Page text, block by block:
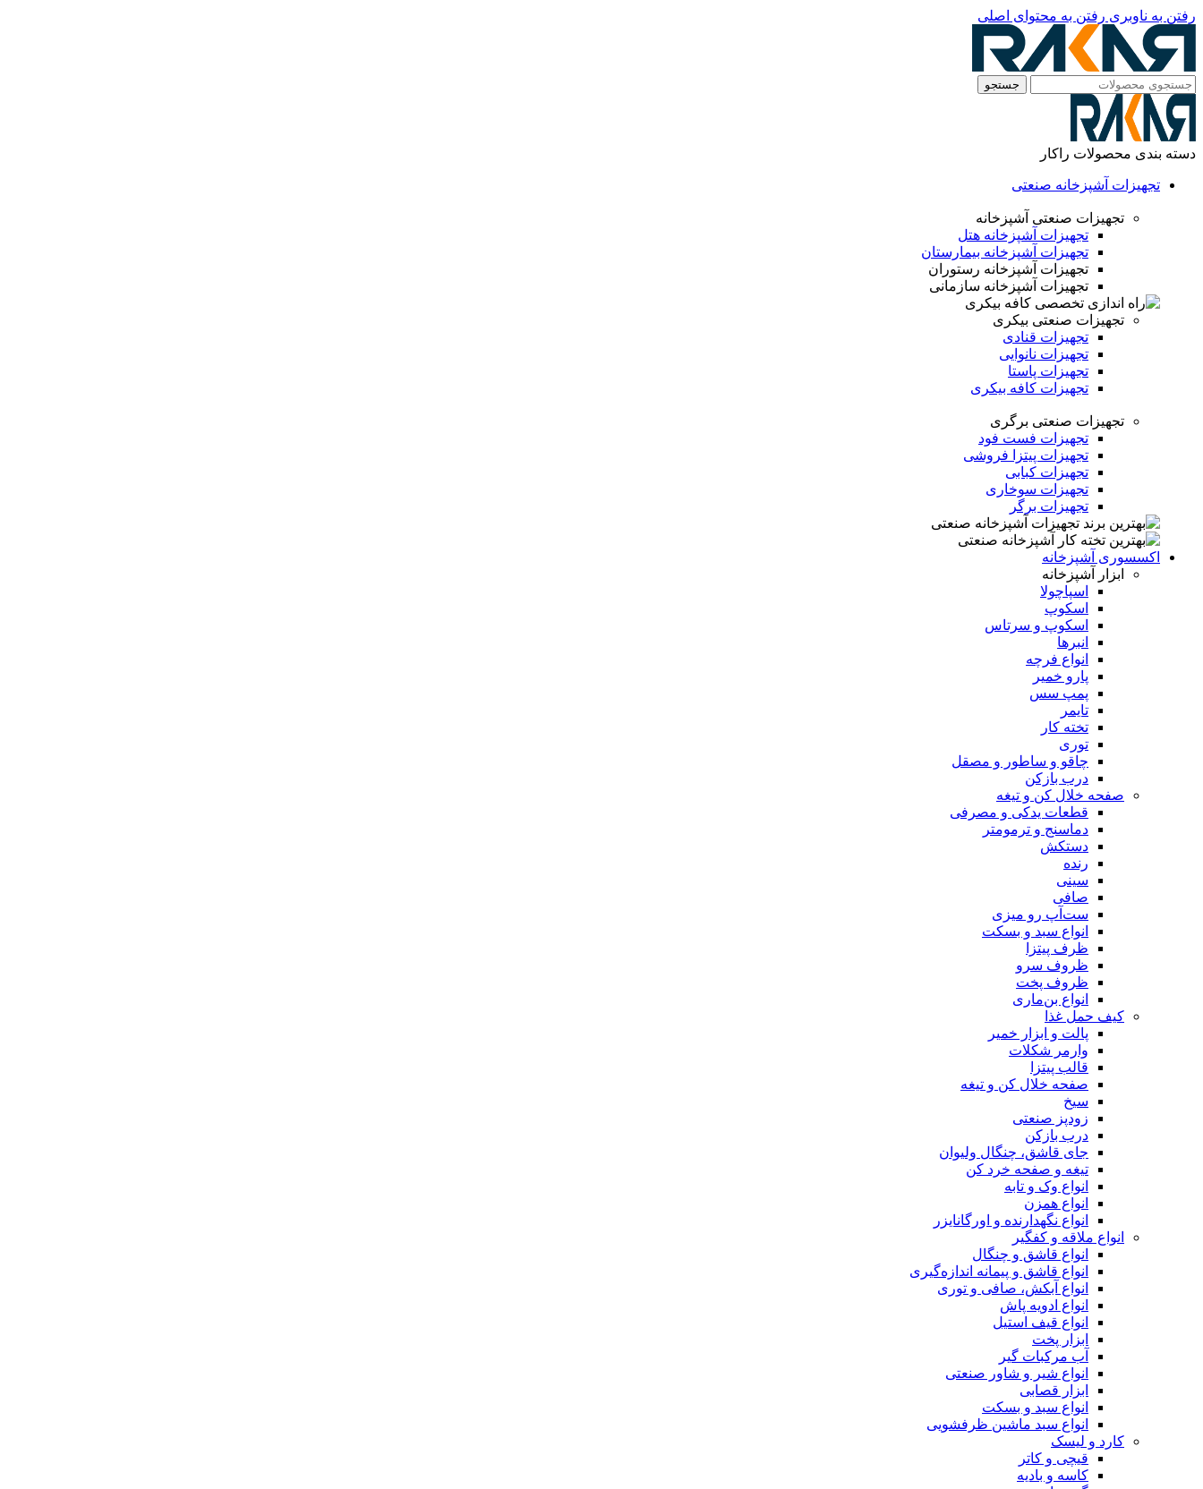
رفتن به ناوبری رفتن به محتوای اصلی
جستجو
دسته بندی محصولات راکار
تجهیزات آشپزخانه صنعتی
تجهیزات صنعتی آشپزخانه
تجهیزات آشپزخانه هتل
تجهیزات آشپزخانه بیمارستان
تجهیزات آشپزخانه رستوران
تجهیزات آشپزخانه سازمانی
تجهیزات صنعتی بیکری
تجهیزات قنادی
تجهیزات نانوایی
تجهیزات پاستا
تجهیزات کافه بیکری
تجهیزات صنعتی برگری
تجهیزات فست فود
تجهیزات پیتزا فروشی
تجهیزات کبابی
تجهیزات سوخاری
تجهیزات برگر
اکسسوری آشپزخانه
ابزار آشپزخانه
اسپاچولا
اسکوپ
اسکوپ و سرتاس
انبرها
انواع فرچه
پارو خمیر
پمپ سس
تایمر
تخته کار
توری
چاقو و ساطور و مصقل
درب بازکن
صفحه خلال کن و تیغه
قطعات یدکی و مصرفی
دماسنج و ترمومتر
دستکش
رنده
سینی
صافی
ست‌آپ رو میزی
انواع سبد و بسکت
ظرف پیتزا
ظروف سرو
ظروف پخت
انواع بن‌ماری
کیف حمل غذا
پالت و ابزار خمیر
وارمر شکلات
قالب پیتزا
صفحه خلال کن و تیغه
سیخ
زودپز صنعتی
درب بازکن
جای قاشق، چنگال ولیوان
تیغه و صفحه خرد کن
انواع وک و تابه
انواع همزن
انواع نگهدارنده و اورگانایزر
انواع ملاقه و کفگیر
انواع قاشق و چنگال
انواع قاشق و پیمانه اندازه‌گیری
انواع آبکش، صافی و توری
انواع ادویه پاش
انواع قیف استیل
ابزار پخت
آب مرکبات گیر
انواع شیر و شاور صنعتی
ابزار قصابی
انواع سبد و بسکت
انواع سبد ماشین ظرفشویی
کارد و لیسک
قیچی و کاتر
کاسه و بادیه